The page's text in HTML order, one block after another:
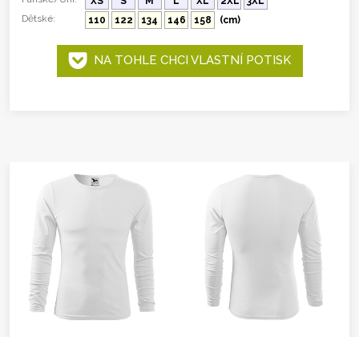
Dětské:
110 122 134 146 158 (cm)
NA TOHLE CHCI VLASTNÍ POTISK